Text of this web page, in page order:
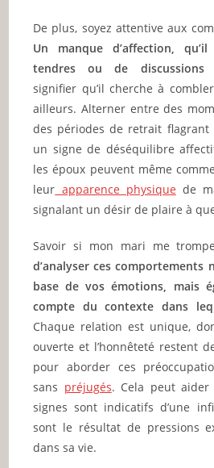
De plus, soyez attentive aux
Un manque d’affection, qu’il
tendres ou de discussions
signifier qu’il cherche à
ailleurs. Alterner entre des
des périodes de retrait flagrant
un signe de déséquilibre
les époux peuvent même
leur apparence physique de
signalant un désir de plaire à
Savoir si mon mari me
d’analyser ces comportements
base de vos émotions, mais
compte du contexte dans
Chaque relation est unique,
ouverte et l’honnêteté restent
pour aborder ces
sans préjugés. Cela peut
signes sont indicatifs d’une
sont le résultat de pressions
dans sa vie.